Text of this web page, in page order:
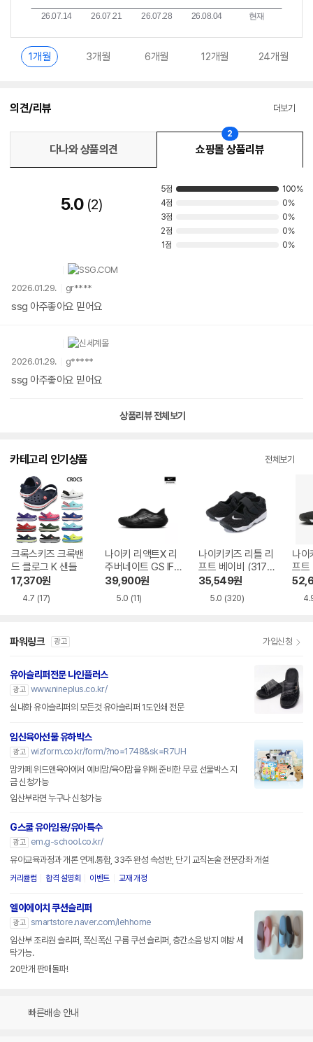
1개월 3개월 6개월 12개월 24개월
의견/리뷰 더보기
다나와 상품의견 쇼핑몰 상품리뷰
2
5.0 2
5점
100%
4점
0%
3점
0%
2점
0%
1점
0%
2026.01.29. gr****
ssg 아주좋아요 믿어요
2026.01.29. g*****
ssg 아주좋아요 믿어요
상품리뷰 전체보기
카테고리 인기상품 전체보기
크록스키즈 크록밴
드 클로그 K 샌들
17,370원
4.7 (17)
나이키 리액트X 리
주버네이트 GS IF1
746-001 IF1746-
001_JS
39,900원
5.0 (11)
나이키키즈 리틀 리
프트 베이비 (3174
15-014)
35,549원
5.0 (320)
나이
프
4)
파워링크 광고 가입신청
유아슬리퍼전문 나인플러스
광고 www.nineplus.co.kr/
실내화 유아슬리퍼의 모든것 유아슬리퍼 1도인쇄 전문
임신육아선물 유하박스
광고 wizform.co.kr/form/?no=1748&sk=R7UH
맘카페 위드앤육아에서 예비맘/육아맘을 위해 준비한 무료 선물박스 지
금 신청가능
임산부라면 누구나 신청가능
G스쿨 유아임용/유아특수
광고
em.g-school.co.kr/
유아교육과정과 개론 연계.통합, 33주 완성 속성반, 단기 교직논술 전문강좌 개설
커리큘럼 합격 설명회 이벤트 교재 개정
엘이에이치 쿠션슬리퍼
광고 smartstore.naver.com/lehhome
임산부 조리원 슬리퍼, 폭신폭신 구름 쿠션 슬리퍼, 층간소음 방지 예방 세
탁가능.
20만개 판매돌파!
빠른배송 안내